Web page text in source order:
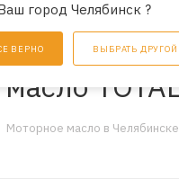
город Челябинск ?
ВЕРНО ВЫБРАТЬ ДРУГОЙ
АКЦИИ
Моторное масло в Челябинске